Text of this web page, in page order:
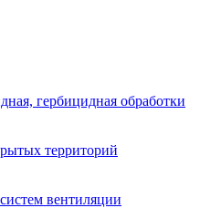
гербицидная обработки
территорий
вентиляции